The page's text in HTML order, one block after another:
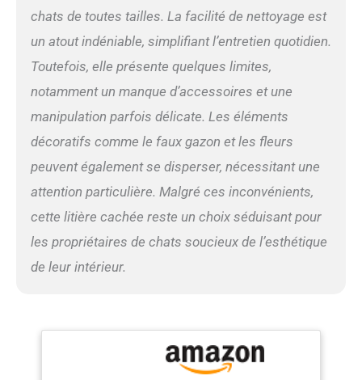
chats de toutes tailles. La facilité de nettoyage est
un atout indéniable, simplifiant l’entretien quotidien.
Toutefois, elle présente quelques limites,
notamment un manque d’accessoires et une
manipulation parfois délicate. Les éléments
décoratifs comme le faux gazon et les fleurs
peuvent également se disperser, nécessitant une
attention particulière. Malgré ces inconvénients,
cette litière cachée reste un choix séduisant pour
les propriétaires de chats soucieux de l’esthétique
de leur intérieur.